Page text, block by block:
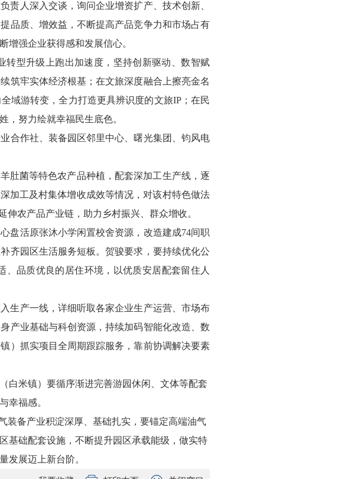
责人深入交谈，询问企业增资扩产、技术创新、
品质、增效益，不断提高产品竞争力和市场占有
增强企业获得感和发展信心。
转型升级上跑出加速度，坚持创新驱动、数智赋
筑牢实体经济根基；在文旅深度融合上擦亮金名
域游转变，全力打造更具辨识度的文旅IP；在民
，努力绘就幸福民生底色。
合作社、装备园区邻里中心、曙光集团、钧风电
肚菌等特色农产品种植，配套深加工生产线，逐
加工及村集体增收成效等情况，对该村特色做法
农产品产业链，助力乡村振兴、群众增收。
盘活原张沐小学闲置校舍资源，改造建成74间职
齐园区生活服务短板。贺骏要求，要持续优化公
品质优良的居住环境，以优质安居配套留住人
生产一线，详细听取各家企业生产运营、市场布
产业基础与科创资源，持续加码智能化改造、数
）抓实项目全周期跟踪服务，靠前协调解决要素
白米镇）要循序渐进完善游园休闲、文体等配套
幸福感。
装备产业积淀深厚、基础扎实，要锚定高端油气
基础配套设施，不断提升园区承载能级，做实特
发展迈上新台阶。